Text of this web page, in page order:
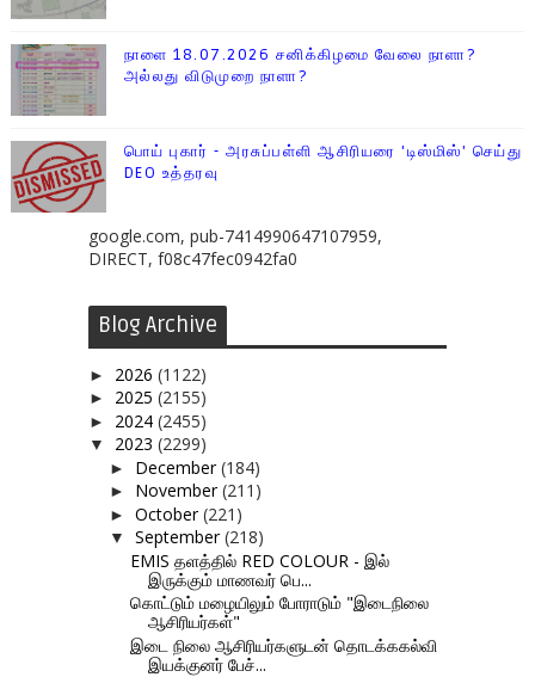
நாளை 18.07.2026 சனிக்கிழமை வேலை நாளா?
அல்லது விடுமுறை நாளா?
பொய் புகார் - அரசுப்பள்ளி ஆசிரியரை 'டிஸ்மிஸ்' செய்து
DEO உத்தரவு
google.com, pub-7414990647107959,
DIRECT, f08c47fec0942fa0
Blog Archive
► 2026 (1122)
► 2025 (2155)
► 2024 (2455)
▼ 2023 (2299)
► December(184)
► November(211)
► October(221)
▼ September(218)
EMIS தளத்தில் RED COLOUR - இல்
இருக்கும் மாணவர் பெ...
கொட்டும் மழையிலும் போராடும் "இடைநிலை
ஆசிரியர்கள்"
இடை நிலை ஆசிரியர்களுடன் தொடக்ககல்வி
இயக்குனர் பேச்...